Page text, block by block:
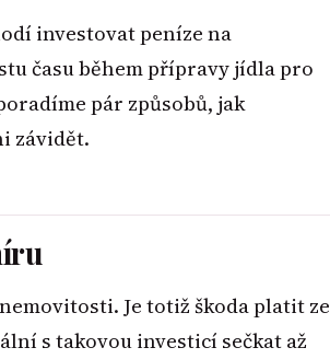
investovat peníze na
času během přípravy jídla pro
pár způsobů, jak
závidět.
Je totiž škoda platit ze
s takovou investicí sečkat až